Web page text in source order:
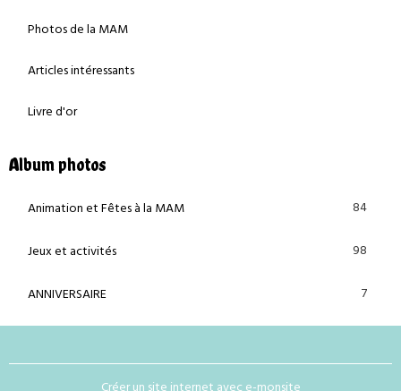
Photos de la MAM
Articles intéressants
Livre d'or
Album photos
Animation et Fêtes à la MAM 84
Jeux et activités 98
ANNIVERSAIRE 7